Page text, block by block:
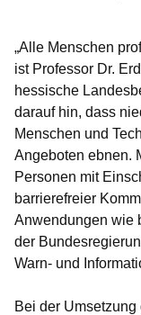
„Alle Menschen
ist Professor Dr.
hessische
darauf hin, dass
Menschen und
Angeboten ebnen.
Personen mit
barrierefreier
Anwendungen wie
der
Warn- und
Bei der